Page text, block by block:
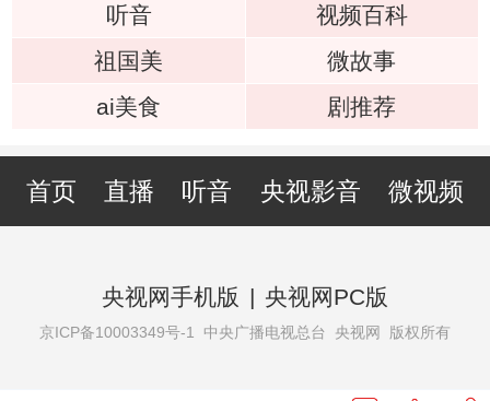
听音
视频百科
祖国美
微故事
ai美食
剧推荐
首页 直播 听音 央视影音 微视频
央视网手机版 | 央视网PC版
京ICP备10003349号-1 中央广播电视总台 央视网 版权所有